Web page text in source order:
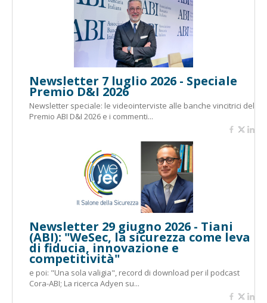
Newsletter 7 luglio 2026 - Speciale
Premio D&I 2026
Newsletter speciale: le videointerviste alle banche vincitrici del
Premio ABI D&I 2026 e i commenti...
Newsletter 29 giugno 2026 - Tiani
(ABI): "WeSec, la sicurezza come leva
di fiducia, innovazione e
competitività"
e poi: "Una sola valigia", record di download per il podcast
Cora-ABI; La ricerca Adyen su...